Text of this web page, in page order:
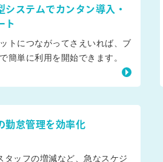
システムでカンタン導入・
ト
トにつながってさえいれば、ブ
簡単に利用を開始できます。
勤怠管理を効率化
タッフの増減など、急なスケジ